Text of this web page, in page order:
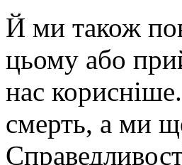
Й ми також
цьому або
нас
смерть, а ми